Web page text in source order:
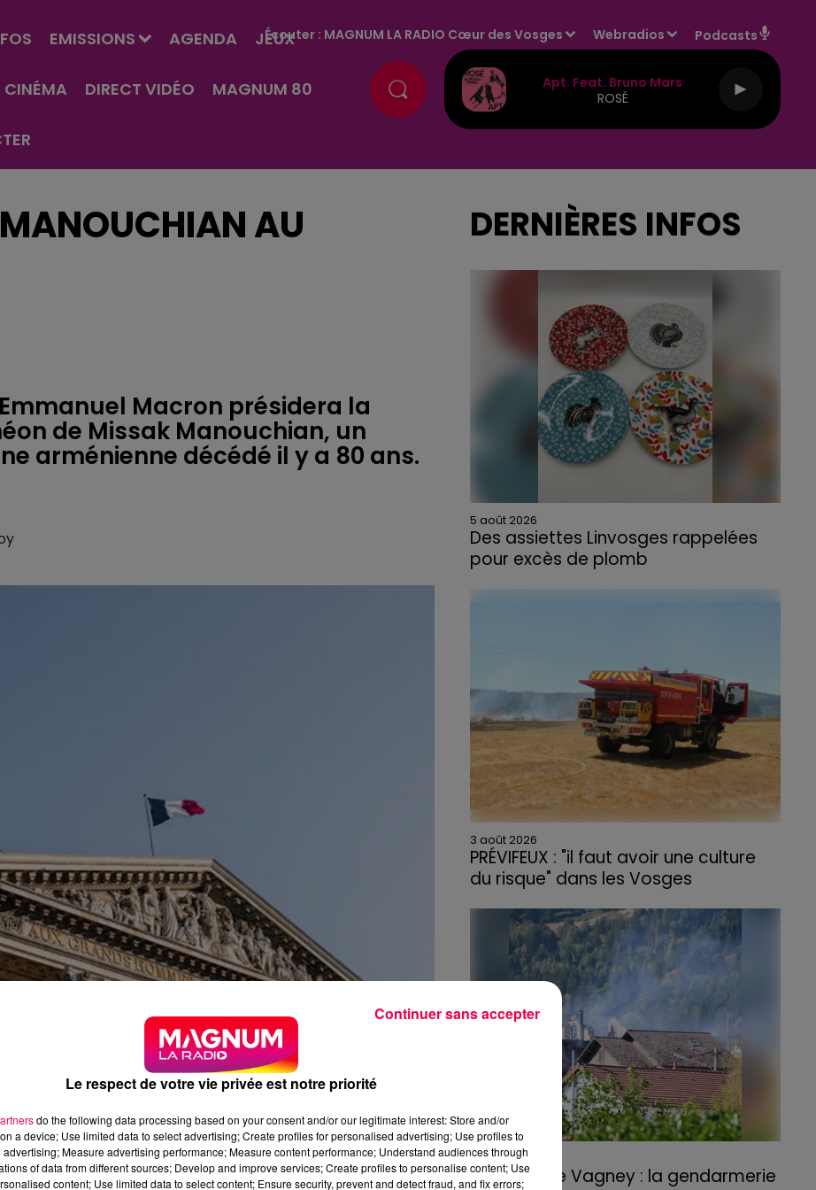
EMISSIONS AGENDA JEUX
CINÉMA DIRECT VIDÉO MAGNUM 80
Écouter : MAGNUM LA RADIO Cœur des Vosges Webradios Podcasts
Apt. Feat. Bruno Mars
ROSÉ
AU
Macron présidera la
de Missak Manouchian, un
arménienne décédé il y a 80 ans.
DERNIÈRES INFOS
5 août 2026
Des assiettes Linvosges rappelées
pour excès de plomb
3 août 2026
PRÉVIFEUX : "il faut avoir une culture
du risque" dans les Vosges
3 août 2026
Incendie de Vagney : la gendarmerie
Le respect de votre vie privée est notre priorité
do the following data processing based on your consent and/or our legitimate interest: Store and/or
a device; Use limited data to select advertising; Create profiles for personalised advertising; Use profiles to
Measure advertising performance; Measure content performance; Understand audiences through
of data from different sources; Develop and improve services; Create profiles to personalise content; Use
content; Use limited data to select content; Ensure security, prevent and detect fraud, and fix errors;
Continuer sans accepter